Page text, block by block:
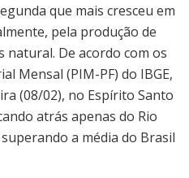
que mais cresceu em
pela produção de
natural. De acordo com os
Mensal (PIM-PF) do IBGE,
(08/02), no Espírito Santo
atrás apenas do Rio
a média do Brasil